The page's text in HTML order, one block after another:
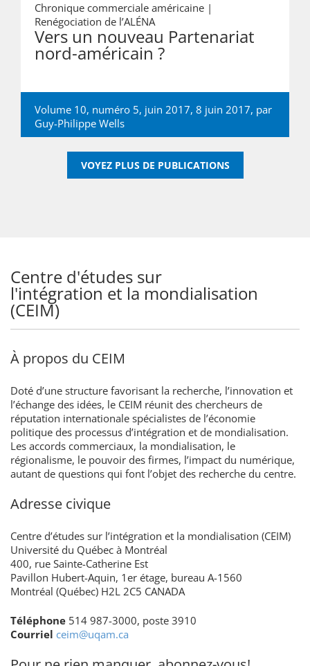
Chronique commerciale américaine |
Renégociation de l’ALÉNA
Vers un nouveau Partenariat
nord-américain ?
Volume 10, numéro 5, juin 2017, 8 juin 2017, par
Guy-Philippe Wells
VOYEZ PLUS DE PUBLICATIONS
Centre d'études sur
l'intégration et la mondialisation
(CEIM)
À propos du CEIM
Doté d’une structure favorisant la recherche, l’innovation et
l’échange des idées, le CEIM réunit des chercheurs de
réputation internationale spécialistes de l’économie
politique des processus d’intégration et de mondialisation.
Les accords commerciaux, la mondialisation, le
régionalisme, le pouvoir des firmes, l’impact du numérique,
autant de questions qui font l’objet des recherche du centre.
Adresse civique
Centre d’études sur l’intégration et la mondialisation (CEIM)
Université du Québec à Montréal
400, rue Sainte-Catherine Est
Pavillon Hubert-Aquin, 1er étage, bureau A-1560
Montréal (Québec) H2L 2C5 CANADA
Téléphone 514 987-3000, poste 3910
Courriel ceim@uqam.ca